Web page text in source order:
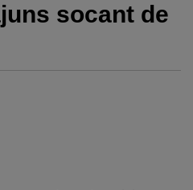
socant de